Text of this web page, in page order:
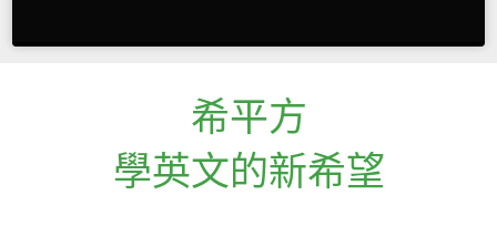
希平方
學英文的新希望